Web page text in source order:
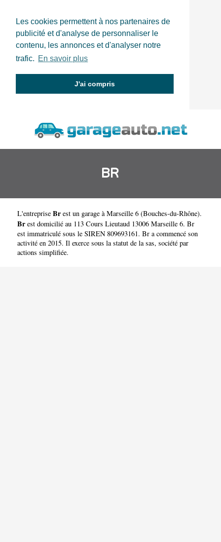
Les cookies permettent à nos partenaires de
publicité et d'analyse de personnaliser le
contenu, les annonces et d'analyser notre
trafic. En savoir plus
J'ai compris
BR
L'entreprise Brest un garage à Marseille 6 (Bouches-du-Rhône).
Brest domicilié au 113 Cours Lieutaud 13006 Marseille 6. Br
est immatriculé sous le SIREN 809693161. Br a commencé son
activité en 2015. Il exerce sous la statut de la sas, société par
actions simplifiée.